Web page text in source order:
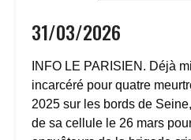
31/03/2026
INFO LE PARISIEN. Déjà
incarcéré pour quatre
2025 sur les bords de
de sa cellule le 26 mars